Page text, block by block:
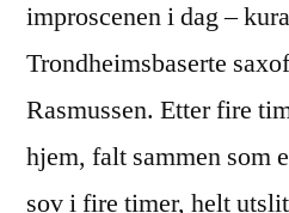
improscenen i dag –
Trondheimsbaserte
Rasmussen. Etter fire
hjem, falt sammen som
sov i fire timer, helt